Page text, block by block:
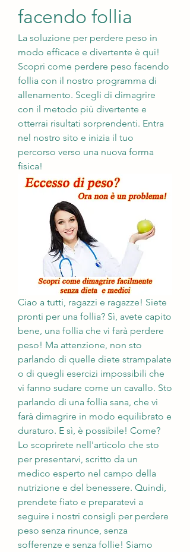
facendo follia
La soluzione per perdere peso in
modo efficace e divertente è qui!
Scopri come perdere peso facendo
follia con il nostro programma di
allenamento. Scegli di dimagrire
con il metodo più divertente e
otterrai risultati sorprendenti. Entra
nel nostro sito e inizia il tuo
percorso verso una nuova forma
fisica!
Ciao a tutti, ragazzi e ragazze! Siete
pronti per una follia? Sì, avete capito
bene, una follia che vi farà perdere
peso! Ma attenzione, non sto
parlando di quelle diete strampalate
o di quegli esercizi impossibili che
vi fanno sudare come un cavallo. Sto
parlando di una follia sana, che vi
farà dimagrire in modo equilibrato e
duraturo. E sì, è possibile! Come?
Lo scoprirete nell'articolo che sto
per presentarvi, scritto da un
medico esperto nel campo della
nutrizione e del benessere. Quindi,
prendete fiato e preparatevi a
seguire i nostri consigli per perdere
peso senza rinunce, senza
sofferenze e senza follie! Siamo